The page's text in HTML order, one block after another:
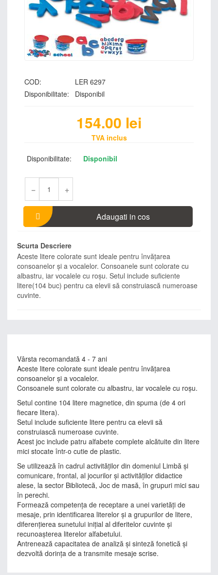
COD:
LER 6297
Disponibilitate:
Disponibil
154.00 lei
TVA inclus
Disponibilitate: Disponibil
− +
Adaugati in cos
Scurta Descriere
Aceste litere colorate sunt ideale pentru învăţarea
consoanelor şi a vocalelor. Consoanele sunt colorate cu
albastru, iar vocalele cu roşu. Setul include suficiente
litere(104 buc) pentru ca elevii să construiască numeroase
cuvinte.
Vârsta recomandată 4 - 7 ani
Aceste litere colorate sunt ideale pentru învăţarea
consoanelor şi a vocalelor.
Consoanele sunt colorate cu albastru, iar vocalele cu roşu.
Setul contine 104 litere magnetice, din spuma (de 4 ori
fiecare litera).
Setul include suficiente litere pentru ca elevii să
construiască numeroase cuvinte.
Acest joc include patru alfabete complete alcătuite din litere
mici stocate într-o cutie de plastic.
Se utilizează în cadrul activităţilor din domeniul Limbă şi
comunicare, frontal, al jocurilor şi activităţilor didactice
alese, la sector Bibliotecă, Joc de masă, în grupuri mici sau
în perechi.
Formează competenţa de receptare a unei varietăţi de
mesaje, prin identificarea literelor şi a grupurilor de litere,
diferenţierea sunetului iniţial al diferitelor cuvinte şi
recunoaşterea literelor alfabetului.
Antrenează capacitatea de analiză şi sinteză fonetică şi
dezvoltă dorinţa de a transmite mesaje scrise.